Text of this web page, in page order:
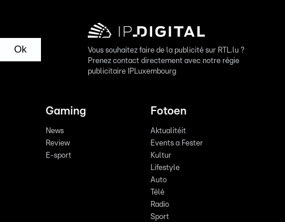
Ok
Vous souhaitez faire de la publicité sur RTL.lu ?
Prenez contact directement avec notre régie
publicitaire IPLuxembourg
Gaming
News
Review
E-sport
Fotoen
Aktualitéit
Events a Fester
Kultur
Lifestyle
Auto
Télé
Radio
Sport